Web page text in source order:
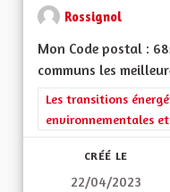
Rossignol
Mon Code postal :
communs les
Filtrer les résultats
Les transitions
environnementales
CRÉÉ LE
22/04/2023